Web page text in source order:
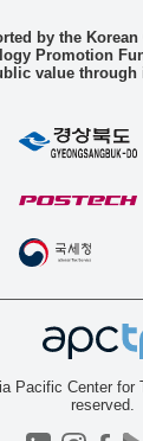
by the
Promotion
value through
Pacific Center for
reserved.